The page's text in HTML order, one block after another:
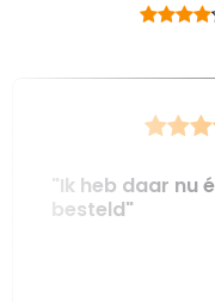
"Ik heb daar nu
besteld"